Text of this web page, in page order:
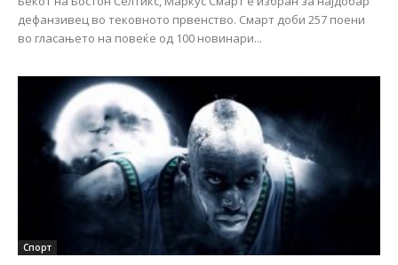
дефанзивец во тековното првенство. Смарт доби 257 поени
во гласањето на повеќе од 100 новинари...
Спорт